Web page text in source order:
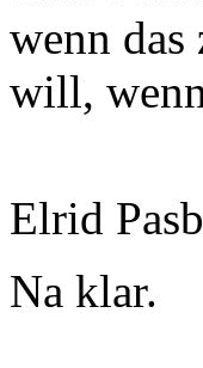
wenn das
will,
Elrid
Na klar.